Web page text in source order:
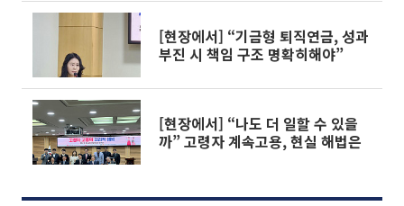
[현장에서] “기금형 퇴직연금, 성과
부진 시 책임 구조 명확히해야”
[현장에서] “나도 더 일할 수 있을
까” 고령자 계속고용, 현실 해법은